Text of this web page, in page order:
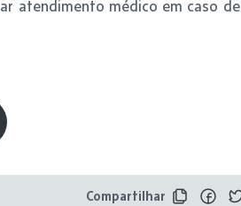
atendimento médico em caso de
Compartilhar